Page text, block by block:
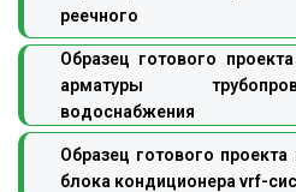
реечного
Образец готового
арматуры
водоснабжения
Образец готового
блока кондиционера vrf-